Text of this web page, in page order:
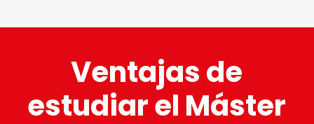
Ventajas de
estudiar el Máster